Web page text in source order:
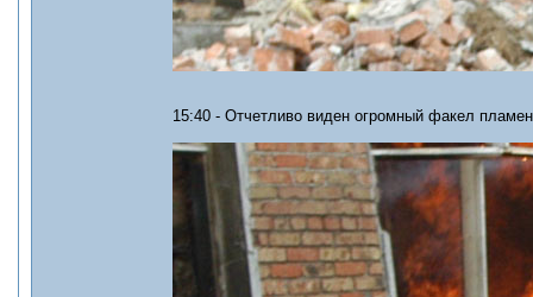
15:40 - Отчетливо виден огромный факел